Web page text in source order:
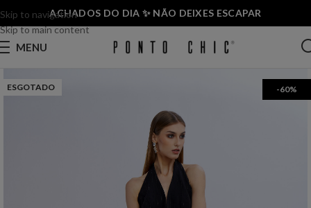
Skip to navigation
Skip to main content
ACHADOS DO DIA ✨ NÃO DEIXES ESCAPAR
MENU
ESGOTADO -60%